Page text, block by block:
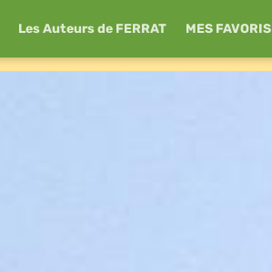
Les Auteurs de FERRAT MES FAVORIS